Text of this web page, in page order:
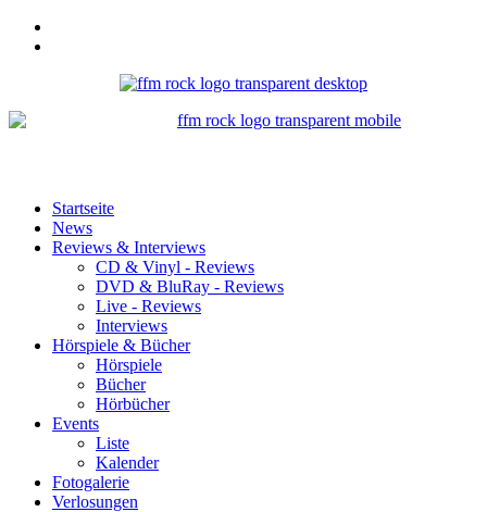
Startseite
News
Reviews & Interviews
CD & Vinyl - Reviews
DVD & BluRay - Reviews
Live - Reviews
Interviews
Hörspiele & Bücher
Hörspiele
Bücher
Hörbücher
Events
Liste
Kalender
Fotogalerie
Verlosungen